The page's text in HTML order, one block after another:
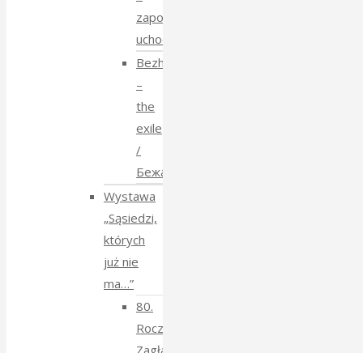
zapomniane
uchodźstwo
Bezhenstvo
–
the
exile
/
Бежанства
Wystawa
„Sąsiedzi,
których
już nie
ma…”
80.
Rocznica
Zagłady